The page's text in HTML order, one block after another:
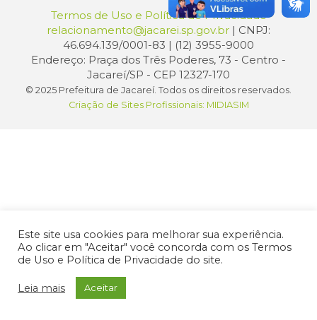
Termos de Uso e Política de Privacidade
relacionamento@jacarei.sp.gov.br | CNPJ:
46.694.139/0001-83 | (12) 3955-9000
Endereço: Praça dos Três Poderes, 73 - Centro -
Jacareí/SP - CEP 12327-170
© 2025 Prefeitura de Jacareí. Todos os direitos reservados.
Criação de Sites Profissionais: MIDIASIM
Este site usa cookies para melhorar sua experiência.
Ao clicar em "Aceitar" você concorda com os Termos
de Uso e Política de Privacidade do site.
Leia mais Aceitar